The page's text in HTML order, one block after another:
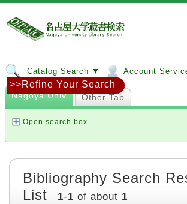
Catalog Search ▼ Account
Nagoya Univ Other Tab
Open search box
>>Refine Your Search
Bibliography Search
List
1-1 of about 1